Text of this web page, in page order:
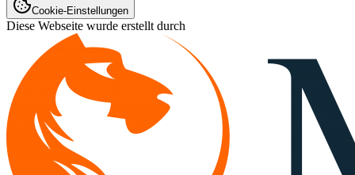
Cookie-Einstellungen
Diese Webseite wurde erstellt durch